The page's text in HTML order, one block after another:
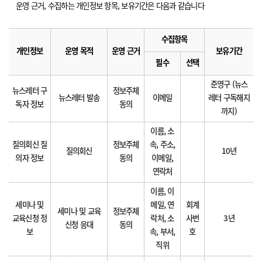
운영 근거, 수집하는 개인정보 항목, 보유기간은 다음과 같습니다
개인정보 운영 목적 운영 근거
수집항목
보유기간
필수
선택
뉴스레터 구
독자 정보
뉴스레터 발송
정보주체
동의
이메일
준영구 (뉴스
레터 구독해지
까지)
질의회신 질
의자 정보
질의회신
정보주체
동의
이름, 소
속, 주소,
이메일,
연락처
10년
세미나 및
교육신청 정
보
세미나 및 교육
신청 응대
정보주체
동의
이름, 이
메일, 연
락처, 소
속, 부서,
직위
회계
사번
호
3년